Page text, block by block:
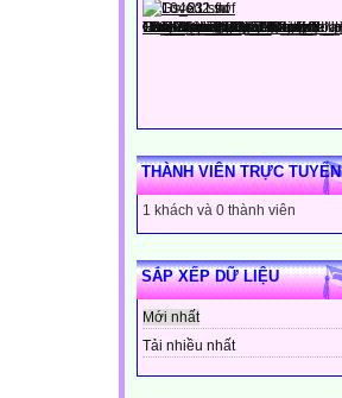
THÀNH VIÊN TRỰC TUYẾN
1 khách và 0 thành viên
SẮP XẾP DỮ LIỆU
Mới nhất
Tải nhiều nhất